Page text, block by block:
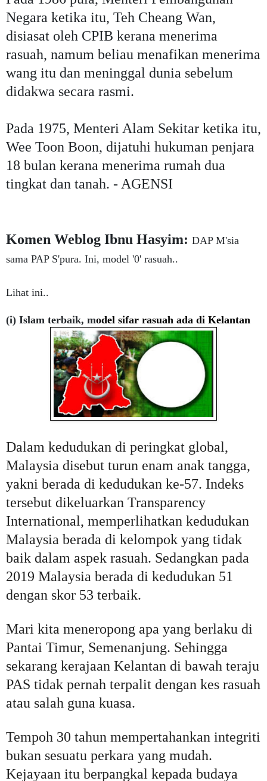
Negara ketika itu, Teh Cheang Wan,
disiasat oleh CPIB kerana menerima
rasuah, namum beliau menafikan menerima
wang itu dan meninggal dunia sebelum
didakwa secara rasmi.
Pada 1975, Menteri Alam Sekitar ketika itu,
Wee Toon Boon, dijatuhi hukuman penjara
18 bulan kerana menerima rumah dua
tingkat dan tanah. - AGENSI
Komen Weblog Ibnu Hasyim: DAP M'sia
sama PAP S'pura. Ini, model '0' rasuah..
Lihat ini..
(i) Islam terbaik, model sifar rasuah ada di Kelantan
Dalam kedudukan di peringkat global,
Malaysia disebut turun enam anak tangga,
yakni berada di kedudukan ke-57. Indeks
tersebut dikeluarkan Transparency
International, memperlihatkan kedudukan
Malaysia berada di kelompok yang tidak
baik dalam aspek rasuah. Sedangkan pada
2019 Malaysia berada di kedudukan 51
dengan skor 53 terbaik.
Mari kita meneropong apa yang berlaku di
Pantai Timur, Semenanjung. Sehingga
sekarang kerajaan Kelantan di bawah teraju
PAS tidak pernah terpalit dengan kes rasuah
atau salah guna kuasa.
Tempoh 30 tahun mempertahankan integriti
bukan sesuatu perkara yang mudah.
Kejayaan itu berpangkal kepada budaya